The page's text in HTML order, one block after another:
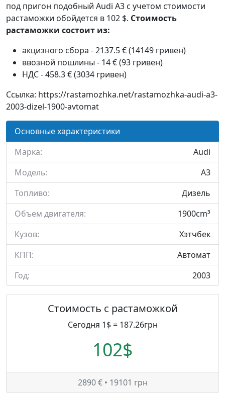
под пригон подобный Audi A3 с учетом стоимости
растаможки обойдется в 102 $. Стоимость
растаможки состоит из:
акцизного сбора - 2137.5 € (14149 гривен)
ввозной пошлины - 14 € (93 гривен)
НДС - 458.3 € (3034 гривен)
Ссылка: https://rastamozhka.net/rastamozhka-audi-a3-
2003-dizel-1900-avtomat
Основные характеристики
Марка:
Audi
Модель:
A3
Топливо:
Дизель
Объем двигателя:
1900cm³
Кузов:
Хэтчбек
КПП:
Автомат
Год:
2003
Стоимость с растаможкой
Сегодня 1$ = 187.26грн
102$
2890 € • 19101 грн